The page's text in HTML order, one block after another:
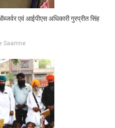
एवं आईपीएस अधिकारी गुरप्रीत सिंह
Saamne